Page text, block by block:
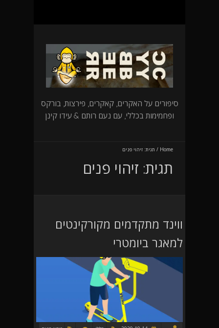
סיפורים על האקרים, קאקרים, פירצות, בורקס
ופחמימות בכללי, עם נעם רותם & עידו קינן
Home
/ תגית: זיהוי פנים
תגית: זיהוי פנים
ווינד מתקדמים מקורקינטים
למאגר ביומטרי